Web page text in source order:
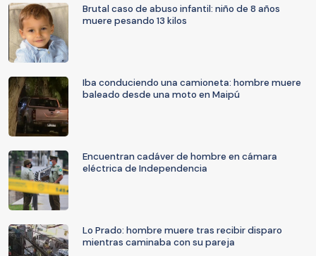
Brutal caso de abuso infantil: niño de 8 años
muere pesando 13 kilos
Iba conduciendo una camioneta: hombre muere
baleado desde una moto en Maipú
Encuentran cadáver de hombre en cámara
eléctrica de Independencia
Lo Prado: hombre muere tras recibir disparo
mientras caminaba con su pareja